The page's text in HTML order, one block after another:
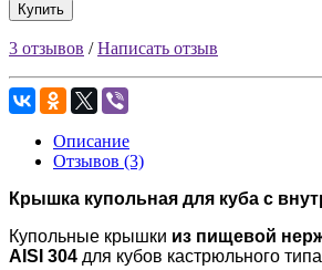
Купить
3 отзывов /Написать отзыв
Описание
Отзывов (3)
Крышка купольная для куба с
Купольные крышки из пищевой
AISI 304 для кубов кастрюльного